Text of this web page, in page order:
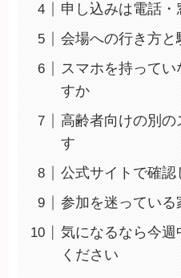
申し込みは電話
会場への行き方と
スマホを持ってい
すか
高齢者向けの別の
す
公式サイトで確認
参加を迷ってい
気になるなら今週
ください